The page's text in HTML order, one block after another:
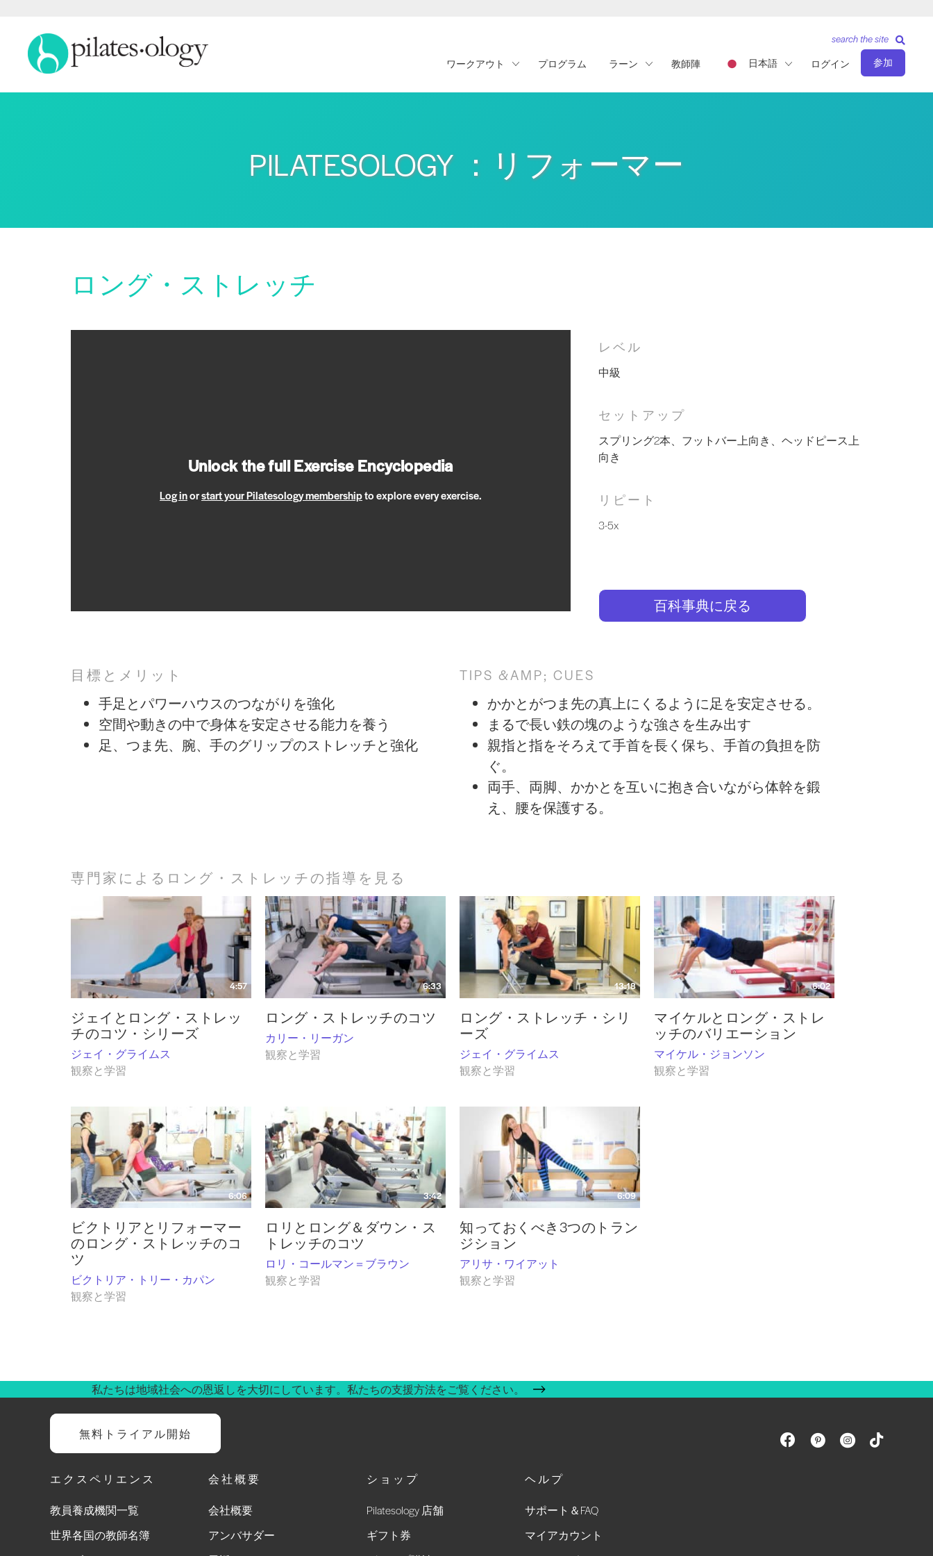
ワークアウト プログラム ラーン 教師陣 日本語 ログイン 参加
search the site
PILATESOLOGY ：リフォーマー
ロング・ストレッチ
Unlock the full Exercise Encyclopedia
Log inorstart your Pilatesology membershipto explore every exercise.
レベル
中級
セットアップ
スプリング2本、フットバー上向き、ヘッドピース上
向き
リピート
3-5x
百科事典に戻る
目標とメリット
手足とパワーハウスのつながりを強化
空間や動きの中で身体を安定させる能力を養う
足、つま先、腕、手のグリップのストレッチと強化
TIPS &AMP; CUES
かかとがつま先の真上にくるように足を安定させる。
まるで長い鉄の塊のような強さを生み出す
親指と指をそろえて手首を長く保ち、手首の負担を防
ぐ。
両手、両脚、かかとを互いに抱き合いながら体幹を鍛
え、腰を保護する。
専門家によるロング・ストレッチの指導を見る
4:57
ジェイとロング・ストレッ
チのコツ・シリーズ
ジェイ・グライムス
観察と学習
6:33
ロング・ストレッチのコツ
カリー・リーガン
観察と学習
13:18
ロング・ストレッチ・シリ
ーズ
ジェイ・グライムス
観察と学習
6:02
マイケルとロング・ストレ
ッチのバリエーション
マイケル・ジョンソン
観察と学習
6:06
ビクトリアとリフォーマー
のロング・ストレッチのコ
ツ
ビクトリア・トリー・カパン
観察と学習
3:42
ロリとロング＆ダウン・ス
トレッチのコツ
ロリ・コールマン＝ブラウン
観察と学習
6:09
知っておくべき3つのトラン
ジション
アリサ・ワイアット
観察と学習
私たちは地域社会への恩返しを大切にしています。私たちの支援方法をご覧ください。
無料トライアル開始
エクスペリエンス
教員養成機関一覧
世界各国の教師名簿
会社概要
会社概要
アンバサダー
ショップ
Pilatesology 店舗
ギフト券
ヘルプ
サポート＆FAQ
マイアカウント